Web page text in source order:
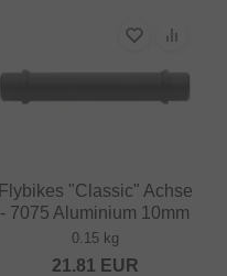
Flybikes "Classic" Achse
- 7075 Aluminium 10mm
0.15 kg
21.81 EUR